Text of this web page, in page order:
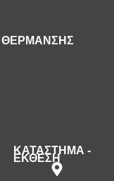
ΘΕΡΜΑΝΣΗΣ
ΚΑΤΑΣΤΗΜΑ -
ΕΚΘΕΣΗ